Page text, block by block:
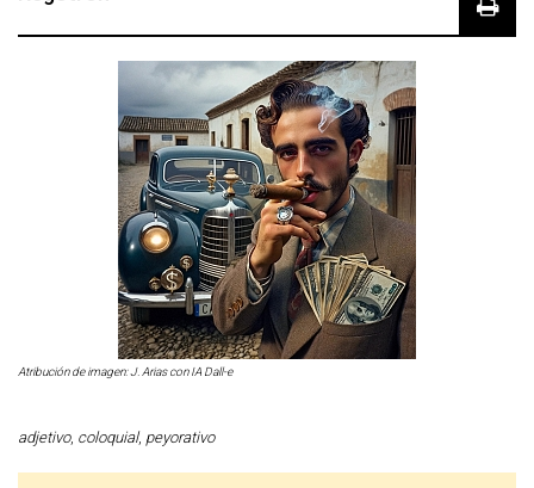
Atribución de imagen: J. Arias con IA Dall-e
adjetivo, coloquial, peyorativo